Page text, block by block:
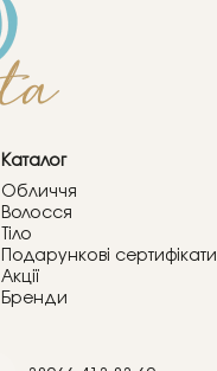
Каталог
Обличчя
Волосся
Тіло
Подарункові сертифікати
Акції
Бренди